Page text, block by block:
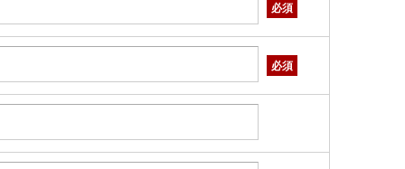
必須
必須